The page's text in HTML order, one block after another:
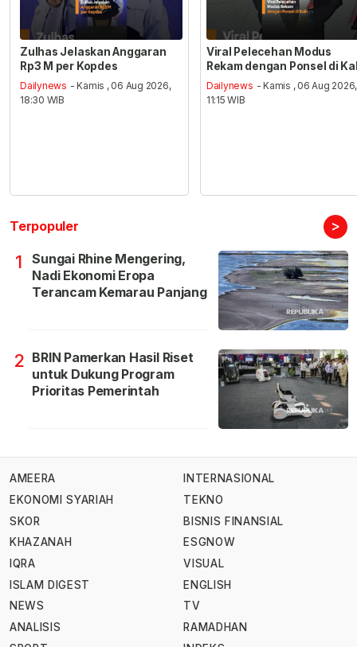
Zulhas Jelaskan Anggaran
Rp3 M per Kopdes
Dailynews - Kamis , 06 Aug 2026,
18:30 WIB
Viral Pelecehan Modus
Rekam dengan Ponsel di
Dailynews - Kamis , 06 Aug 2026,
11:15 WIB
Terpopuler >
1
Sungai Rhine Mengering,
Nadi Ekonomi Eropa
Terancam Kemarau Panjang
2 BRIN Pamerkan Hasil Riset
untuk Dukung Program
Prioritas Pemerintah
AMEERA
EKONOMI SYARIAH
SKOR
KHAZANAH
IQRA
ISLAM DIGEST
NEWS
ANALISIS
INTERNASIONAL
TEKNO
BISNIS FINANSIAL
ESGNOW
VISUAL
ENGLISH
TV
RAMADHAN